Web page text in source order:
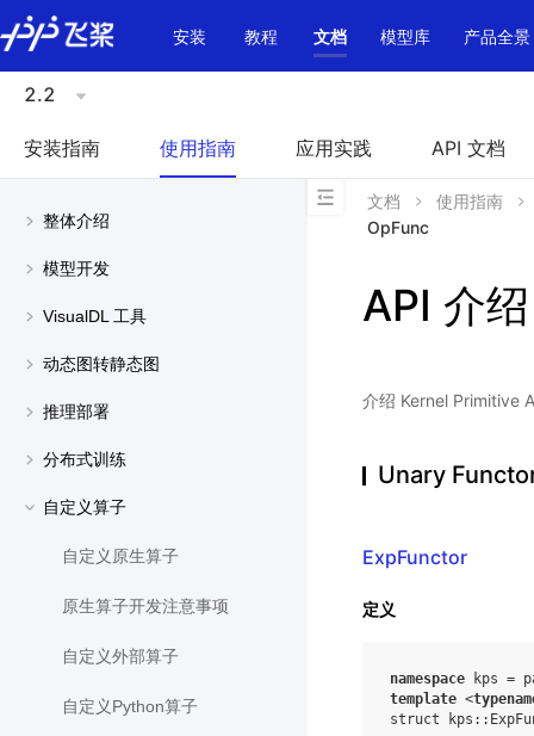
\u200E
安装
教程 文档 模型库 产品全景
2.2
安装指南 使用指南 应用实践 API 文档
整体介绍
模型开发
VisualDL 工具
动态图转静态图
推理部署
分布式训练
自定义算子
自定义原生算子
原生算子开发注意事项
自定义外部算子
自定义Python算子
文档
使用指南
OpFunc
API 介
介绍 Kernel Primitive
Unary
ExpFunctor
定义
namespace kps =
template <
struct
kps ::